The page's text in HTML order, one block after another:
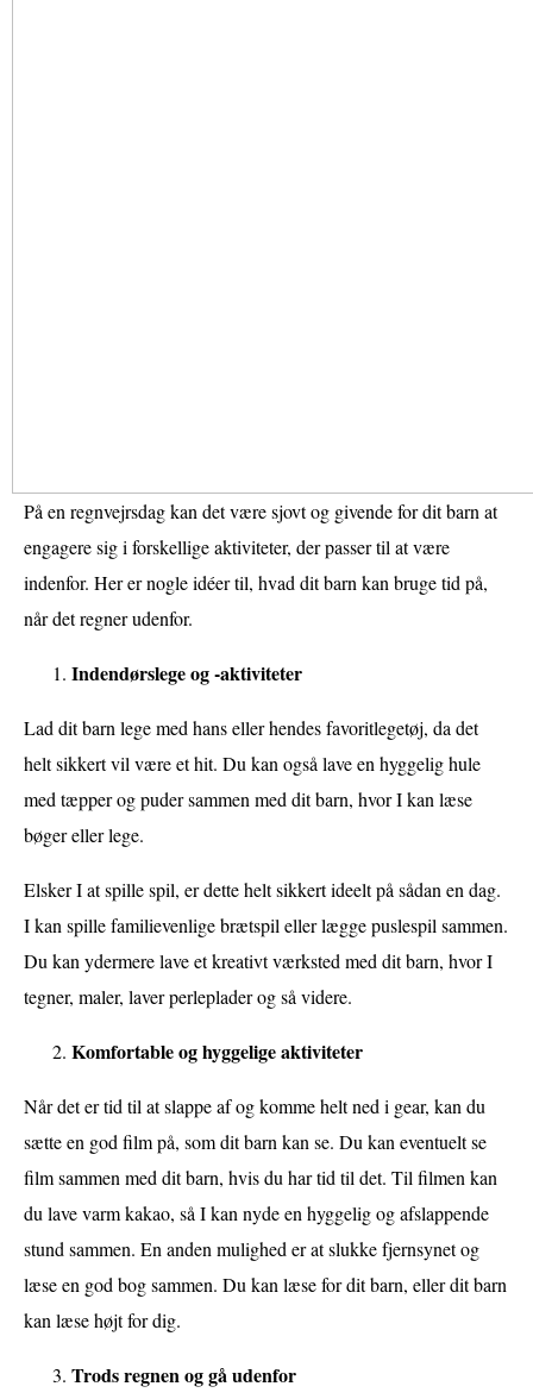
På en regnvejrsdag kan det være sjovt og givende for dit barn at
engagere sig i forskellige aktiviteter, der passer til at være
indenfor. Her er nogle idéer til, hvad dit barn kan bruge tid på,
når det regner udenfor.
Indendørslege og -aktiviteter
Lad dit barn lege med hans eller hendes favoritlegetøj, da det
helt sikkert vil være et hit. Du kan også lave en hyggelig hule
med tæpper og puder sammen med dit barn, hvor I kan læse
bøger eller lege.
Elsker I at spille spil, er dette helt sikkert ideelt på sådan en dag.
I kan spille familievenlige brætspil eller lægge puslespil sammen.
Du kan ydermere lave et kreativt værksted med dit barn, hvor I
tegner, maler, laver perleplader og så videre.
Komfortable og hyggelige aktiviteter
Når det er tid til at slappe af og komme helt ned i gear, kan du
sætte en god film på, som dit barn kan se. Du kan eventuelt se
film sammen med dit barn, hvis du har tid til det. Til filmen kan
du lave varm kakao, så I kan nyde en hyggelig og afslappende
stund sammen. En anden mulighed er at slukke fjernsynet og
læse en god bog sammen. Du kan læse for dit barn, eller dit barn
kan læse højt for dig.
Trods regnen og gå udenfor